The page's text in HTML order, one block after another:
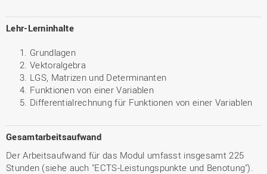
Lehr-Lerninhalte
Grundlagen
Vektoralgebra
LGS, Matrizen und Determinanten
Funktionen von einer Variablen
Differentialrechnung für Funktionen von einer Variablen
Gesamtarbeitsaufwand
Der Arbeitsaufwand für das Modul umfasst insgesamt 225
Stunden (siehe auch "ECTS-Leistungspunkte und Benotung").